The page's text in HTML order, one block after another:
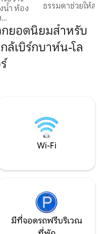
น้ำ ห้อง
ำอาหาร
ายในห้อง
หรับเด็ก
หาร
ปยัง
ธรรมดาช่วยให้สา
เหนือดาดฟ้าของ
เพลิดเพลินไปกับ
และวิวที่ยอดเยี่ยม
Bergwelt บนระเ
ยอดนิยมสำหรับ
ล้เบิร์กบาห์น-โล
Wi-Fi
มีที่จอดรถฟรีบริเวณ